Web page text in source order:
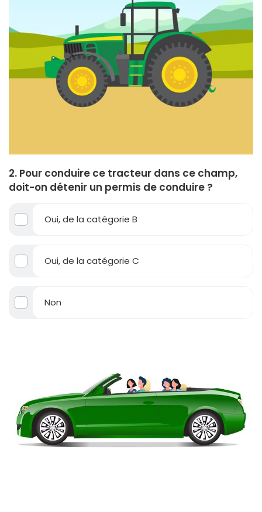
2. Pour conduire ce tracteur dans ce champ,
doit-on détenir un permis de conduire ?
Oui, de la catégorie B
Oui, de la catégorie C
Non